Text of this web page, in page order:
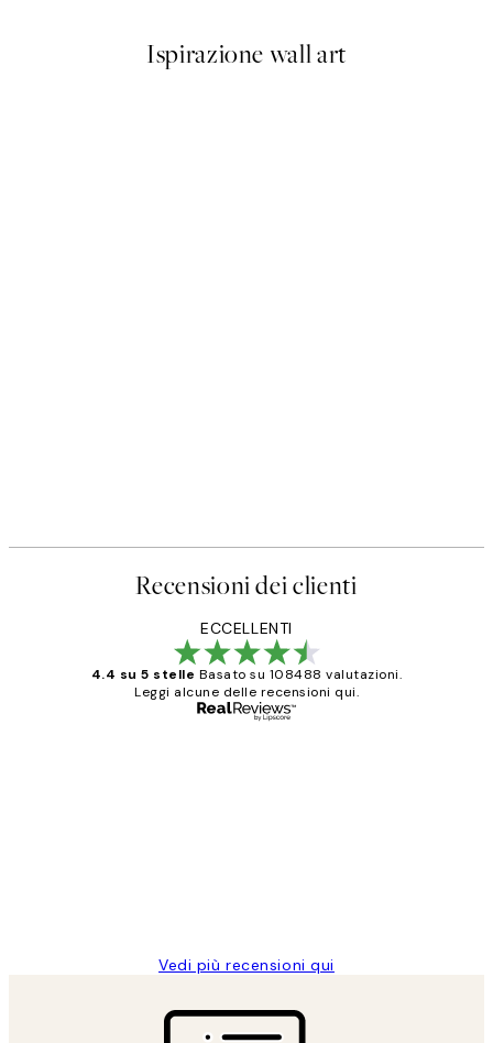
Ispirazione wall art
Recensioni dei clienti
ECCELLENTI
4.4 su 5 stelle Basato su 108488 valutazioni.
Leggi alcune delle recensioni qui.
Vedi più recensioni qui